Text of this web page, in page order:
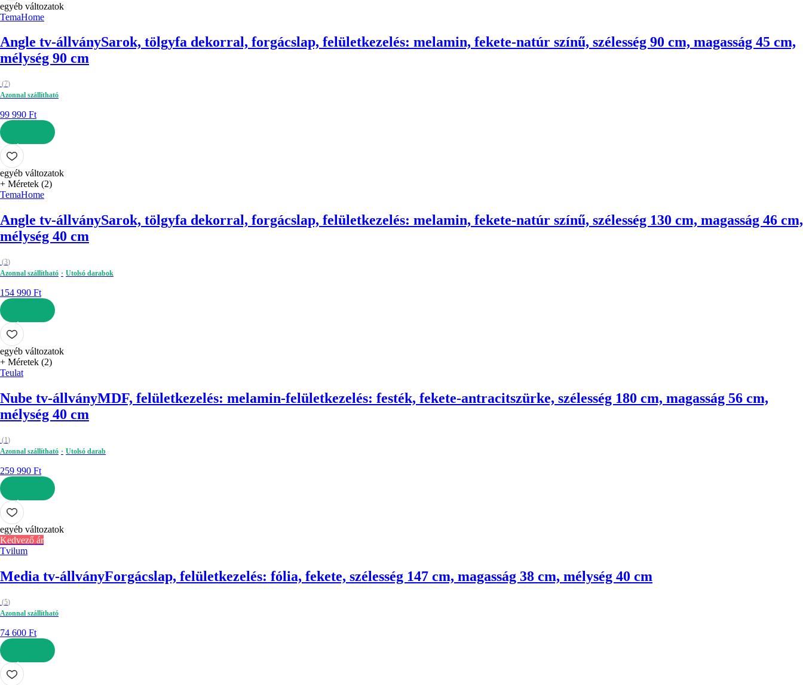
egyéb változatok
TemaHome
Angle tv-állványSarok, tölgyfa dekorral, forgácslap, felületkezelés: melamin, fekete-natúr színű, szélesség 90 cm, magasság 45 cm,
mélység 90 cm
(7)
Azonnal szállítható
99 990 Ft
KOSÁRBA
egyéb változatok
+ Méretek (2)
TemaHome
Angle tv-állványSarok, tölgyfa dekorral, forgácslap, felületkezelés: melamin, fekete-natúr színű, szélesség 130 cm, magasság 46 cm,
mélység 40 cm
(3)
Azonnal szállítható
Utolsó darabok
154 990 Ft
KOSÁRBA
egyéb változatok
+ Méretek (2)
Teulat
Nube tv-állványMDF, felületkezelés: melamin-felületkezelés: festék, fekete-antracitszürke, szélesség 180 cm, magasság 56 cm,
mélység 40 cm
(1)
Azonnal szállítható
Utolsó darab
259 990 Ft
KOSÁRBA
egyéb változatok
Kedvező ár
Tvilum
Media tv-állványForgácslap, felületkezelés: fólia, fekete, szélesség 147 cm, magasság 38 cm, mélység 40 cm
(5)
Azonnal szállítható
74 600 Ft
KOSÁRBA